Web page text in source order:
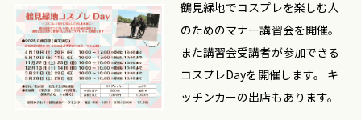
鶴見緑地でコスプレを楽しむ人
のためのマナー講習会を開催。
また講習会受講者が参加できる
コスプレDayを開催します。 キ
ッチンカーの出店もあります。